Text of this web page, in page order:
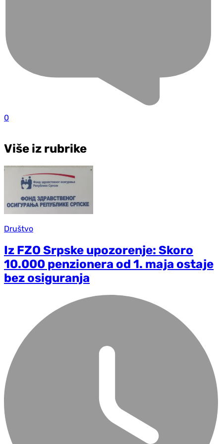
0
Više iz rubrike
Društvo
Iz FZO Srpske upozorenje: Skoro
10.000 penzionera od 1. maja ostaje
bez osiguranja